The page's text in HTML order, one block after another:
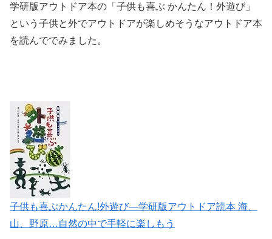
学研版アウトドア本の「子供も喜ぶ かんたん！外遊び」
という子供と外でアウトドアが楽しめそうなアウトドア本
を読んででみました。
子供も喜ぶかんたん!外遊び―学研版アウトドア読本 海、
山、野原…自然の中で手軽に楽しもう